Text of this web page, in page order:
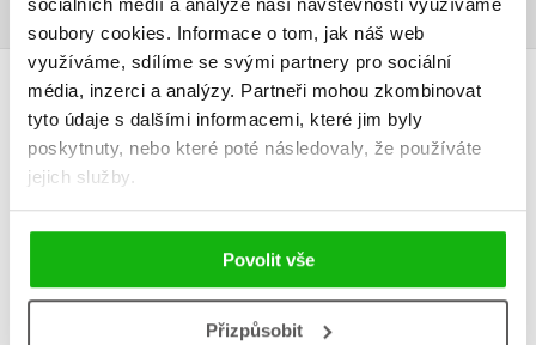
soubory cookies. Informace o tom, jak náš web
využíváme, sdílíme se svými partnery pro sociální
média, inzerci a analýzy. Partneři mohou zkombinovat
tyto údaje s dalšími informacemi, které jim byly
poskytnuty, nebo které poté následovaly, že používáte
jejich služby.
Povolit vše
Přizpůsobit
AUTOR KNIHY